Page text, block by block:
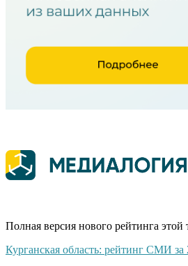
Полная версия нового рейтинга этой
Курганская область: рейтинг СМИ за